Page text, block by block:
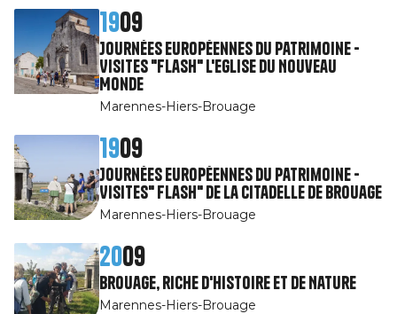
1909
Journées Européennes du Patrimoine -
Visites "Flash" l'Eglise du Nouveau
Monde
Marennes-Hiers-Brouage
1909
Journées Européennes du Patrimoine -
Visites" Flash" de la citadelle de Brouage
Marennes-Hiers-Brouage
2009
Brouage, riche d'Histoire et de Nature
Marennes-Hiers-Brouage